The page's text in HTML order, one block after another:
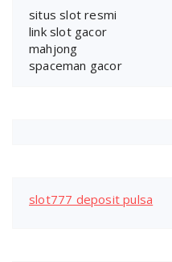
situs slot resmi
link slot gacor
mahjong
spaceman gacor
slot777 deposit pulsa